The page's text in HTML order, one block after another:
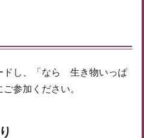
ドし、「なら 生き物いっぱ
参加ください。